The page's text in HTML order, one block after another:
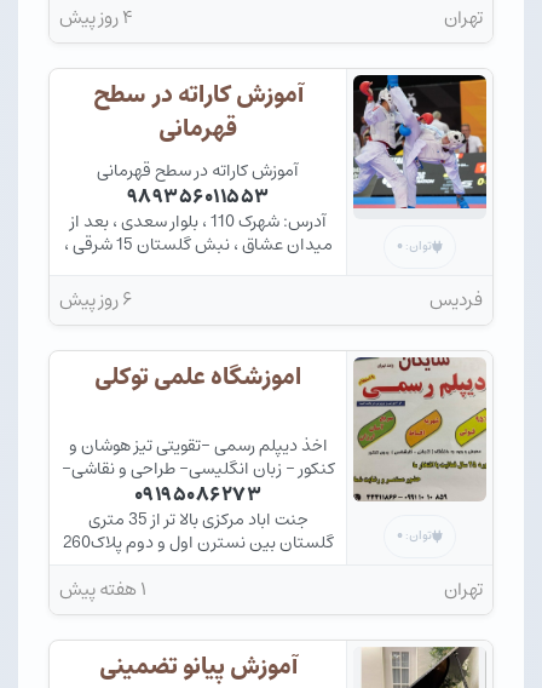
تهران ۴ روز پیش
توان: ۰
آموزش کاراته در سطح
قهرمانی
آموزش کاراته در سطح قهرمانی
۹۸۹۳۵۶۰۱۱۵۵۳
آدرس: شهرک 110 ، بلوار سعدی ، بعد از
میدان عشاق ، نبش گلستان 15 شرقی ،
فردیس ۶ روز پیش
توان: ۰
اموزشگاه علمی توکلی
اخذ دیپلم رسمی -تقویتی تیز هوشان و
کنکور - زبان انگلیسی- طراحی و نقاشی-
زبان کره ای-خوشنویسی-هوش
مصنوعی-کامپیوتر-گرافیک-نقشه
کشی-برنامه نویسی-معماری-سخت
افزار-حسابداری- معماری
۰۹۱۹۵۰۸۶۲۷۳
جنت اباد مرکزی بالا تر از 35 متری
گلستان بین نسترن اول و دوم پلاک260
تهران ۱ هفته پیش
آموزش پیانو تضمینی